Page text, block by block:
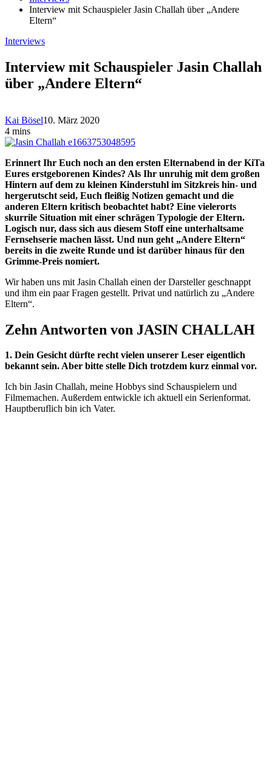
Interview mit Schauspieler Jasin Challah über „Andere
Eltern“
Interviews
Interview mit Schauspieler Jasin Challah
über „Andere Eltern“
Kai Bösel10. März 2020
4 mins
Erinnert Ihr Euch noch an den ersten Elternabend in der KiTa
Eures erstgeborenen Kindes? Als Ihr unruhig mit dem großen
Hintern auf dem zu kleinen Kinderstuhl im Sitzkreis hin- und
hergerutscht seid, Euch fleißig Notizen gemacht und die
anderen Eltern kritisch beobachtet habt? Eine vielerorts
skurrile Situation mit einer schrägen Typologie der Eltern.
Logisch nur, dass sich aus diesem Stoff eine unterhaltsame
Fernsehserie machen lässt. Und nun geht „Andere Eltern“
bereits in die zweite Runde und ist darüber hinaus für den
Grimme-Preis nomiert.
Wir haben uns mit Jasin Challah einen der Darsteller geschnappt
und ihm ein paar Fragen gestellt. Privat und natürlich zu „Andere
Eltern“.
Zehn Antworten von JASIN CHALLAH
1. Dein Gesicht dürfte recht vielen unserer Leser eigentlich
bekannt sein. Aber bitte stelle Dich trotzdem kurz einmal vor.
Ich bin Jasin Challah, meine Hobbys sind Schauspielern und
Filmemachen. Außerdem entwickle ich aktuell ein Serienformat.
Hauptberuflich bin ich Vater.